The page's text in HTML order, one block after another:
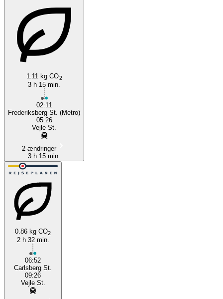
1.11 kg CO2
3 h 15 min.
02:11
Frederiksberg St. (Metro)
05:26
Vejle St.
2 ændringer
3 h 15 min.
0.86 kg CO2
2 h 32 min.
06:52
Carlsberg St.
09:26
Vejle St.